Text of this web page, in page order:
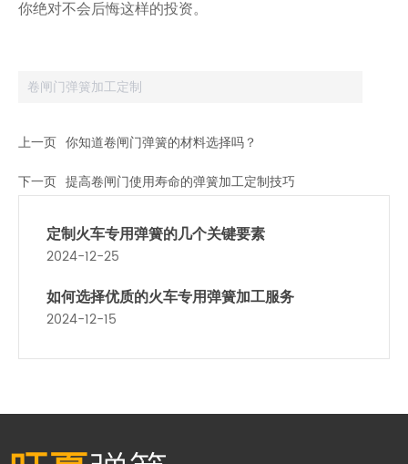
你绝对不会后悔这样的投资。
卷闸门弹簧加工定制
上一页 你知道卷闸门弹簧的材料选择吗？
下一页 提高卷闸门使用寿命的弹簧加工定制技巧
定制火车专用弹簧的几个关键要素
2024-12-25
如何选择优质的火车专用弹簧加工服务
2024-12-15